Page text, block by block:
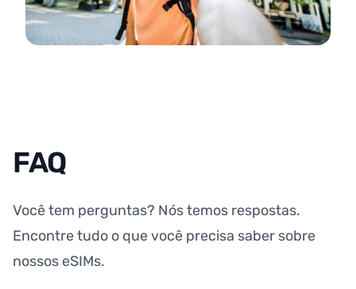
FAQ
Você tem perguntas? Nós temos respostas.
Encontre tudo o que você precisa saber sobre
nossos eSIMs.